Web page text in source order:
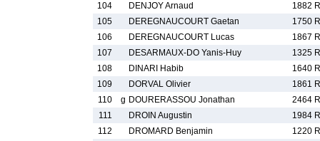
104
DENJOY Arnaud
1882 R
105
DEREGNAUCOURT Gaetan
1750 R
106
DEREGNAUCOURT Lucas
1867 R
107
DESARMAUX-DO Yanis-Huy
1325 R
108
DINARI Habib
1640 R
109
DORVAL Olivier
1861 R
110
g DOURERASSOU Jonathan
2464 R
111
DROIN Augustin
1984 R
112
DROMARD Benjamin
1220 R